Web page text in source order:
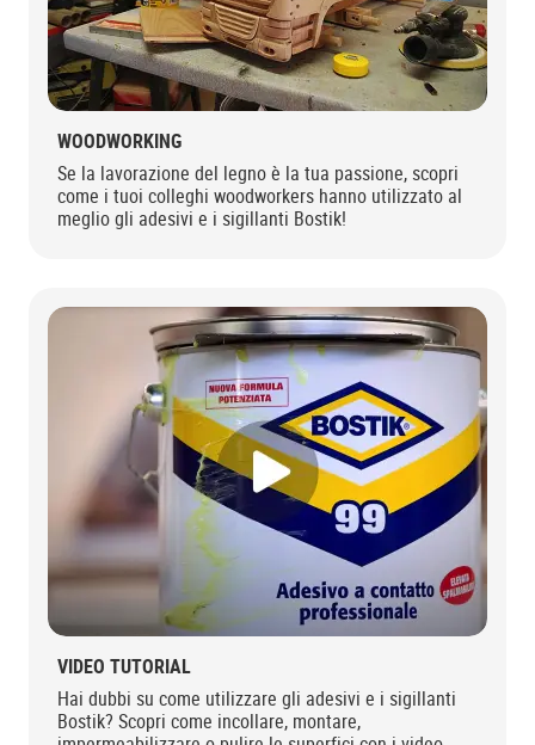
WOODWORKING
Se la lavorazione del legno è la tua passione, scopri
come i tuoi colleghi woodworkers hanno utilizzato al
meglio gli adesivi e i sigillanti Bostik!
VIDEO TUTORIAL
Hai dubbi su come utilizzare gli adesivi e i sigillanti
Bostik? Scopri come incollare, montare,